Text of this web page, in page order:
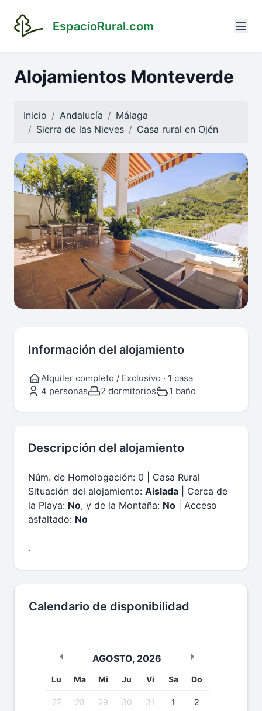
EspacioRural.com
Alojamientos Monteverde
Inicio Andalucía
Málaga
Sierra de las Nieves
Casa rural en Ojén
Información del alojamiento
Alquiler completo / Exclusivo · 1 casa
4 personas
2 dormitorios 1 baño
Descripción del alojamiento
Núm. de Homologación: 0 | Casa Rural
Situación del alojamiento: Aislada | Cerca de
la Playa: No, y de la Montaña: No | Acceso
asfaltado: No
.
Calendario de disponibilidad
AGOSTO, 2026
Lu Ma Mi Ju Vi Sa Do
27 28 29 30 31 1 2